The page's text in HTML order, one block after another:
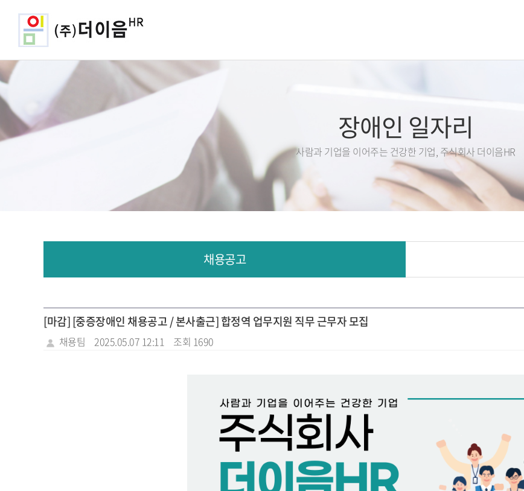
장애인 고용지원
장애인 일자리
사람과 기업을 이어주는 건강한 기업, 주식회사 더이음HR
채용공고
[마감] [중증장애인 채용공고 / 본사출근] 합정역 업무지원 직무 근무자 모집
채용팀 2025.05.07 12:11 조회 1690